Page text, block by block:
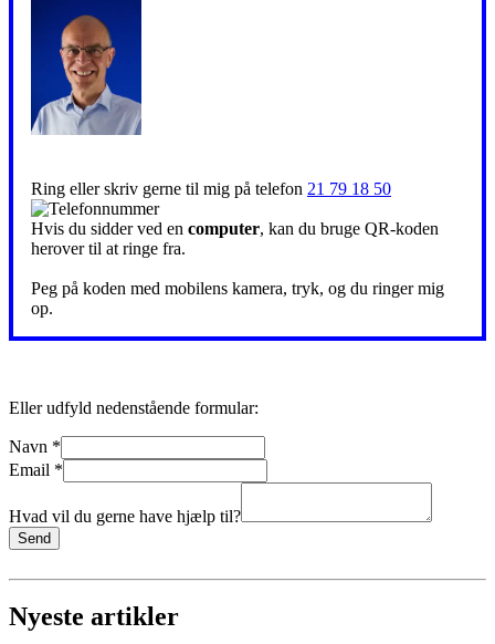
Ring eller skriv gerne til mig på telefon 21 79 18 50
Hvis du sidder ved en computer, kan du bruge QR-koden
herover til at ringe fra.
Peg på koden med mobilens kamera, tryk, og du ringer mig
op.
Eller udfyld nedenstående formular:
Navn *
Email *
Hvad vil du gerne have hjælp til?
Send
Nyeste artikler